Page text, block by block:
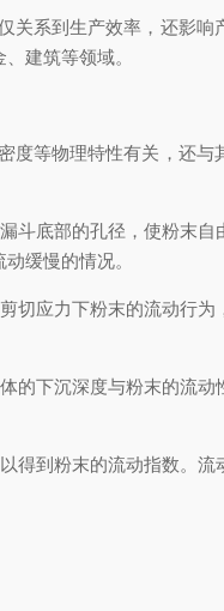
系到生产效率，还影响
建筑等领域。
度等物理特性有关，还与
底部的孔径，使粉末自
缓慢的情况。
应力下粉末的流动行为
下沉深度与粉末的流动
到粉末的流动指数。流